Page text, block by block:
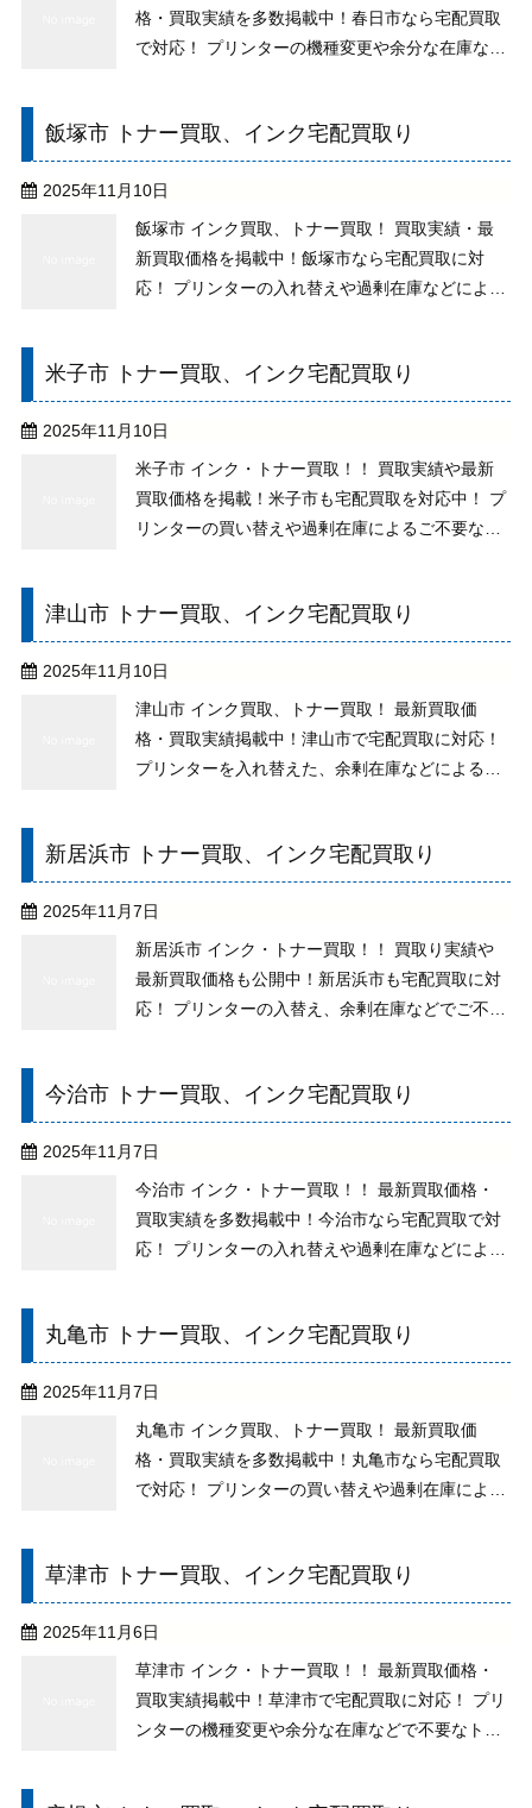
格・買取実績を多数掲載中！春日市なら宅配買取
で対応！ プリンターの機種変更や余分な在庫など
ので、処分はせずにご相談下さい。 買取りの送
料、その他の手 ...
飯塚市 トナー買取、インク宅配買取り
2025年11月10日
飯塚市 インク買取、トナー買取！ 買取実績・最
新買取価格を掲載中！飯塚市なら宅配買取に対
応！ プリンターの入れ替えや過剰在庫などにより
扱いしておりますので、処分せずにご相談下さ
い。 買い取りの ...
米子市 トナー買取、インク宅配買取り
2025年11月10日
米子市 インク・トナー買取！！ 買取実績や最新
買取価格を掲載！米子市も宅配買取を対応中！ プ
リンターの買い替えや過剰在庫によるご不要なト
ご相談下さい。 買い取りの送料、その他手数料が
全て無料！ ...
津山市 トナー買取、インク宅配買取り
2025年11月10日
津山市 インク買取、トナー買取！ 最新買取価
格・買取実績掲載中！津山市で宅配買取に対応！
プリンターを入れ替えた、余剰在庫などによる不
ができますので、お気軽にご相談下さい。 買い取
りの際の送料 ...
新居浜市 トナー買取、インク宅配買取り
2025年11月7日
新居浜市 インク・トナー買取！！ 買取り実績や
最新買取価格も公開中！新居浜市も宅配買取に対
応！ プリンターの入替え、余剰在庫などでご不要
せずご相談下さい。 買い取りでの送料やその他手
数料は全て ...
今治市 トナー買取、インク宅配買取り
2025年11月7日
今治市 インク・トナー買取！！ 最新買取価格・
買取実績を多数掲載中！今治市なら宅配買取で対
応！ プリンターの入れ替えや過剰在庫などにより
扱いしておりますので、処分せずにご相談下さ
い。 買取りの ...
丸亀市 トナー買取、インク宅配買取り
2025年11月7日
丸亀市 インク買取、トナー買取！ 最新買取価
格・買取実績を多数掲載中！丸亀市なら宅配買取
で対応！ プリンターの買い替えや過剰在庫による
ますので、ご相談下さい。 買取りでの送料、その
他の手数料は ...
草津市 トナー買取、インク宅配買取り
2025年11月6日
草津市 インク・トナー買取！！ 最新買取価格・
買取実績掲載中！草津市で宅配買取に対応！ プリ
ンターの機種変更や余分な在庫などで不要なトナ